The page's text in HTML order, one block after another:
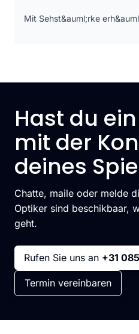
Mit Sehst&auml;rke
Hast du
mit der
deines
Chatte, maile oder melde
Optiker sind beschikbaar,
geht.
Rufen Sie uns an +31
Termin vereinbaren